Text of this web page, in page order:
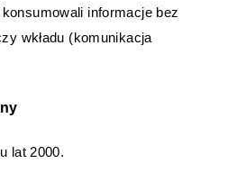
informacje bez
wkładu (komunikacja
lat 2000.